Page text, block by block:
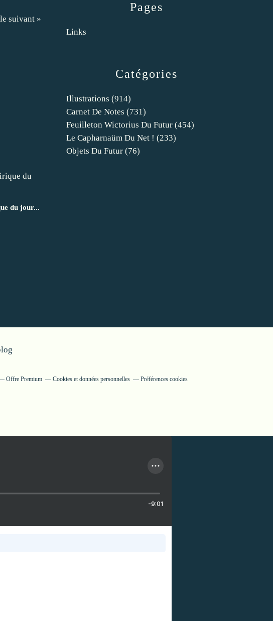
suivant »
du jour...
Catégories
Illustrations (914)
Carnet De Notes (731)
Feuilleton Wictorius Du Futur (454)
Le Capharnaüm Du Net ! (233)
Objets Du Futur (76)
Pages
Links
Offre Premium Cookies et données personnelles Préférences cookies
-9:01